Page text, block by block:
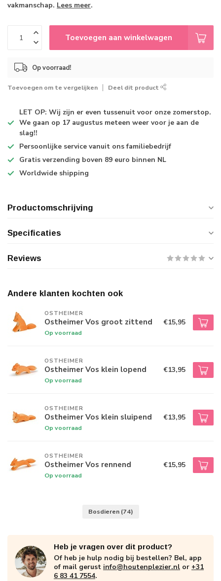
vakmanschap. Lees meer.
Toevoegen aan winkelwagen
Op voorraad!
Toevoegen om te vergelijken Deel dit product
LET OP: Wij zijn er even tussenuit voor onze zomerstop.
We gaan op 17 augustus meteen weer voor je aan de
slag!!
Persoonlijke service vanuit ons familiebedrijf
Gratis verzending boven 89 euro binnen NL
Worldwide shipping
Productomschrijving
Specificaties
Reviews
Andere klanten kochten ook
OSTHEIMER
Ostheimer Vos groot zittend
Op voorraad
€15,95
OSTHEIMER
Ostheimer Vos klein lopend
Op voorraad
€13,95
OSTHEIMER
Ostheimer Vos klein sluipend
Op voorraad
€13,95
OSTHEIMER
Ostheimer Vos rennend
Op voorraad
€15,95
Bosdieren (74)
Heb je vragen over dit product?
Of heb je hulp nodig bij bestellen? Bel, app
of mail gerust info@houtenplezier.nl or +31
6 83 41 7554.